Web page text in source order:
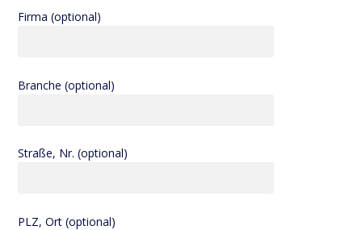
Firma (optional)
Branche (optional)
Straße, Nr. (optional)
PLZ, Ort (optional)